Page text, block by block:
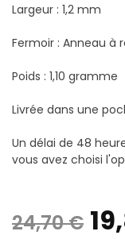
Largeur : 1,2 mm
Fermoir : Anneau à
Poids : 1,10 gramme
Livrée dans une
Un délai de 48
vous avez choisi
24,70€ Le